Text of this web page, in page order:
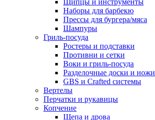
Щипцы и инструменты
Наборы для барбекю
Прессы для бургера/мяса
Шампуры
Гриль-посуда
Ростеры и подставки
Противни и сетки
Воки и гриль-посуда
Разделочные доски и ножи
GBS и Crafted системы
Вертелы
Перчатки и рукавицы
Копчение
Щепа и дрова